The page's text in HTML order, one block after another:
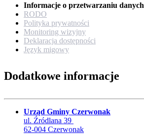
Informacje o przetwarzaniu danych
RODO
Polityka prywatności
Monitoring wizyjny
Deklaracja dostępności
Język migowy
Dodatkowe informacje
Urząd Gminy Czerwonak
ul. Źródlana 39
62-004 Czerwonak